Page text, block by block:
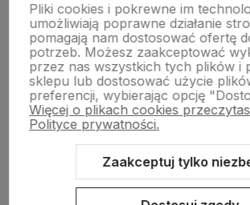
O FIRMIE
Sklep internetowy Shoper.pl Szablon
Pliki cookies i pokrewne im
umożliwiają poprawne działanie
pomagają nam dostosować ofertę
potrzeb. Możesz zaakceptować
przez nas wszystkich tych plików i
sklepu lub dostosować użycie
preferencji, wybierając opcję
Więcej o plikach cookies
Polityce prywatności.
Zaakceptuj tylko